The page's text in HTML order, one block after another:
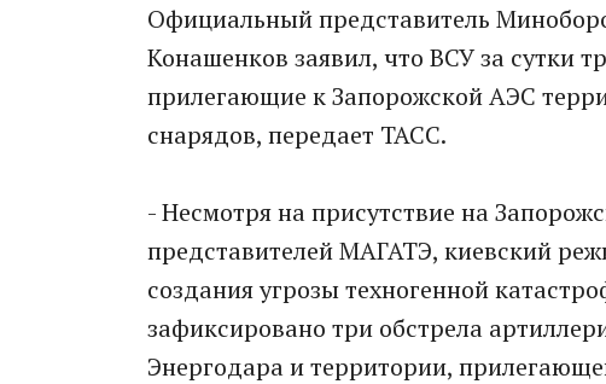
Официальный представитель
Конашенков заявил, что ВСУ за сутки
прилегающие к Запорожской АЭС
снарядов, передает ТАСС.
- Несмотря на присутствие на
представителей МАГАТЭ, киевский
создания угрозы техногенной
зафиксировано три обстрела
Энергодара и территории,